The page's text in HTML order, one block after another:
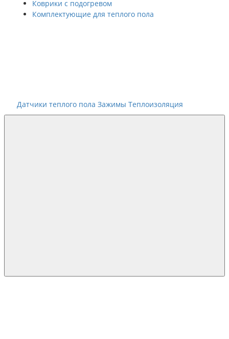
Коврики с подогревом
Комплектующие для теплого пола
Датчики теплого пола Зажимы Теплоизоляция